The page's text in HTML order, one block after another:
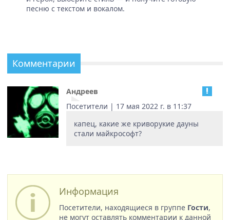
песню с текстом и вокалом.
Комментарии
Андреев
Посетители | 17 мая 2022 г. в 11:37
капец, какие же криворукие дауны
стали майкрософт?
Информация
Посетители, находящиеся в группе Гости,
не могут оставлять комментарии к данной